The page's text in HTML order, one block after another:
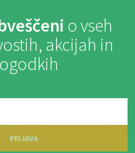
o vseh
akcijah in
PRIJAVA